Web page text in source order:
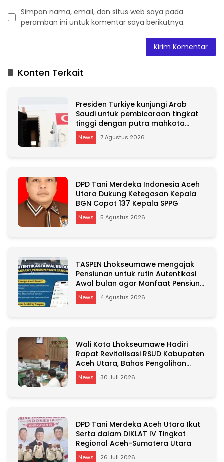
Simpan nama, email, dan situs web saya pada
peramban ini untuk komentar saya berikutnya.
e Konten Terkait
Presiden Turkiye kunjungi Arab
Saudi untuk pembicaraan tingkat
tinggi dengan putra mahkota
Saudi dan PM Pakistan
News 7 Agustus 2026
DPD Tani Merdeka Indonesia Aceh
Utara Dukung Ketegasan Kepala
BGN Copot 137 Kepala SPPG
News 5 Agustus 2026
TASPEN Lhokseumawe mengajak
Pensiunan untuk rutin Autentikasi
Awal bulan agar Manfaat Pensiun
tetap Lancar
News 4 Agustus 2026
Wali Kota Lhokseumawe Hadiri
Rapat Revitalisasi RSUD Kabupaten
Aceh Utara, Bahas Pengalihan
Kepemilikan RSU Cut Meutia
News 30 Juli 2026
DPD Tani Merdeka Aceh Utara Ikut
Serta dalam DIKLAT IV Tingkat
Regional Aceh-Sumatera Utara
News 26 Juli 2026